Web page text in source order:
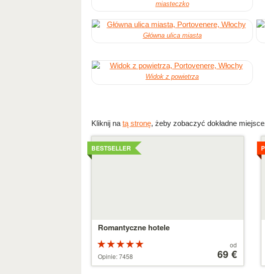
miasteczko
Główna ulica miasta
Widok z powietrza
Kliknij na tą stronę, żeby zobaczyć dokładne
Romantyczne hotele
BESTSELLER
5 na 5
gwiazdek
Opinie: 7458
od
69 €
Szczegoly